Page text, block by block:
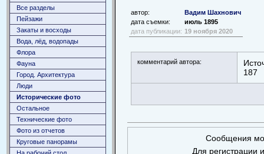
Все разделы
Пейзажи
Закаты и восходы
Вода, лёд, водопады
Флора
Фауна
Город. Архитектура
Люди
Исторические фото
Остальное
Технические фото
Фото из отчетов
Круговые панорамы
автор:
Вадим Шахнович
дата съемки:
июль 1895
дата публикации: 19 ноября 2020
комментарий автора:
187
Сообщения
Для регистрации